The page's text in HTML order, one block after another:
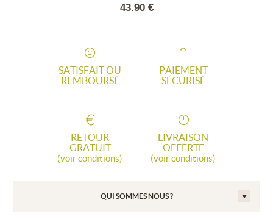
43.90 €
SATISFAIT OU
REMBOURSÉ
PAIEMENT
SÉCURISÉ
RETOUR
GRATUIT
(voir conditions)
LIVRAISON
OFFERTE
(voir conditions)
QUI SOMMES NOUS ?